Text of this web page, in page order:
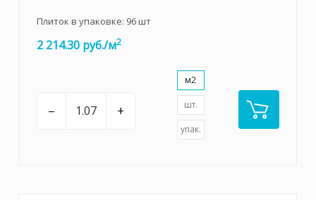
Плиток в упаковке: 96шт
2 214.30 руб./м2
– +
м2
шт.
упак.